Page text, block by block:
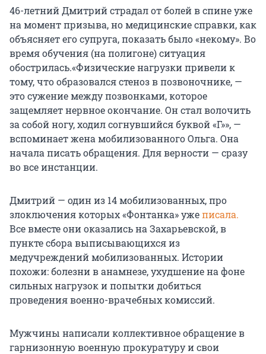
46-летний Дмитрий страдал от болей в спине уже
на момент призыва, но медицинские справки, как
объясняет его супруга, показать было «некому». Во
время обучения (на полигоне) ситуация
обострилась.«Физические нагрузки привели к
тому, что образовался стеноз в позвоночнике, —
это сужение между позвонками, которое
защемляет нервное окончание. Он стал волочить
за собой ногу, ходил согнувшийся буквой «Г»», —
вспоминает жена мобилизованного Ольга. Она
начала писать обращения. Для верности — сразу
во все инстанции.
Дмитрий — один из 14 мобилизованных, про
злоключения которых «Фонтанка» ужеписала.
Все вместе они оказались на Захарьевской, в
пункте сбора выписывающихся из
медучреждений мобилизованных. Истории
похожи: болезни в анамнезе, ухудшение на фоне
сильных нагрузок и попытки добиться
проведения военно-врачебных комиссий.
Мужчины написали коллективное обращение в
гарнизонную военную прокуратуру и свои